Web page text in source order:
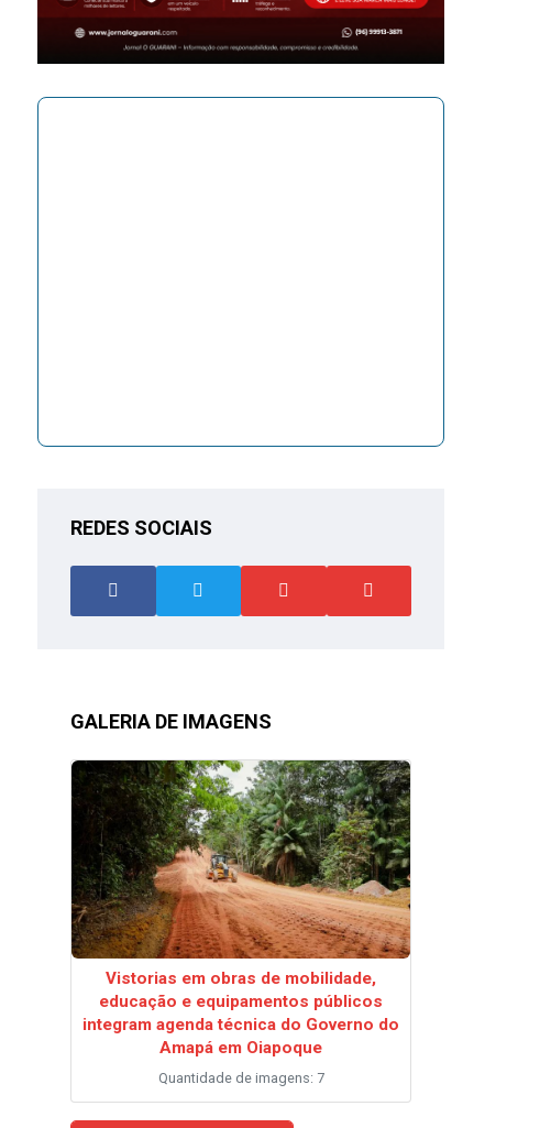
REDES SOCIAIS
GALERIA DE IMAGENS
Vistorias em obras de mobilidade,
educação e equipamentos públicos
integram agenda técnica do Governo do
Amapá em Oiapoque
Quantidade de imagens: 7